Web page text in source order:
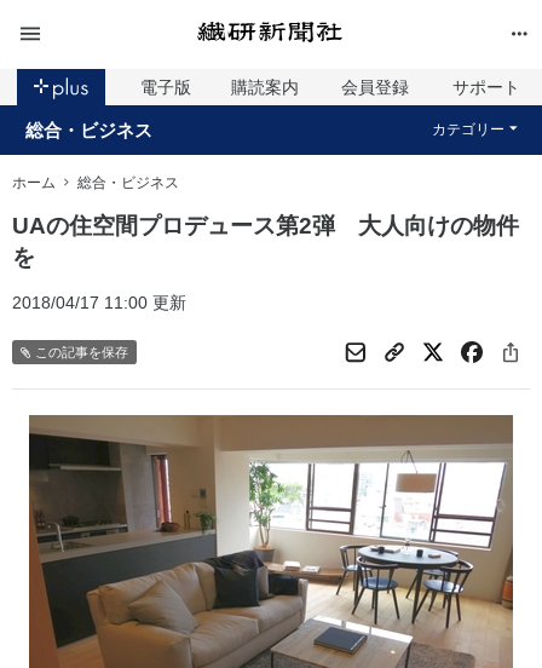
電子版 購読案内 会員登録 サポート
総合・ビジネス カテゴリー
ホーム 総合・ビジネス
UAの住空間プロデュース第2弾 大人向けの物件
を
2018/04/17 11:00 更新
この記事を保存